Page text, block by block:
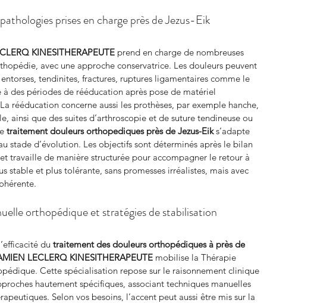
prises en charge près de Jezus-Eik
KINESITHERAPEUTE prend en charge de nombreuses
avec une approche conservatrice. Les douleurs peuvent
tendinites, fractures, ruptures ligamentaires comme le
à des périodes de rééducation après pose de matériel
rééducation concerne aussi les prothèses, par exemple hanche,
ainsi que des suites d’arthroscopie et de suture tendineuse ou
traitement douleurs orthopediques près de Jezus-Eik s’adapte
stade d’évolution. Les objectifs sont déterminés après le bilan
travaille de manière structurée pour accompagner le retour à
stable et plus tolérante, sans promesses irréalistes, mais avec
orthopédique et stratégies de stabilisation
du traitement des douleurs orthopédiques à près de
LECLERQ KINESITHERAPEUTE mobilise la Thérapie
Cette spécialisation repose sur le raisonnement clinique
hautement spécifiques, associant techniques manuelles
Selon vos besoins, l’accent peut aussi être mis sur la